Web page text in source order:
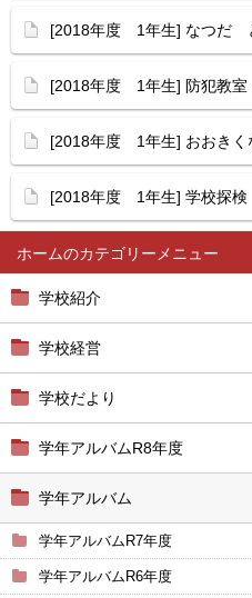
ホーム
学校紹介
学校経営
学校だより
学年アルバムR8年度
学年アルバム
学年アルバムR7年度
学年アルバムR6年度
[2018年度 1年生] なつだ
[2018年度 1年生] 防犯教室
[2018年度 1年生] おおきく
[2018年度 1年生] 学校探検